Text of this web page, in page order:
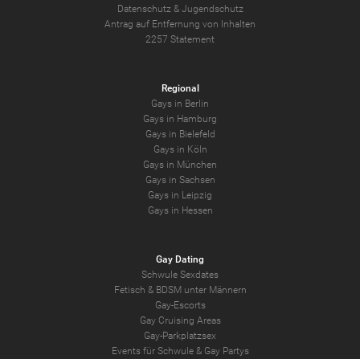
Datenschutz& Jugendschutz
Antrag auf Entfernung von Inhalten
2257 Statement
Regional
Gays in Berlin
Gays in Hamburg
Gays in Bielefeld
Gays in Köln
Gays in München
Gays in Sachsen
Gays in Leipzig
Gays in Hessen
Gay Dating
Schwule Sexdates
Fetisch & BDSM unter Männern
Gay-Escorts
Gay Cruising Areas
Gay-Parkplatzsex
Events für Schwule & Gay Partys